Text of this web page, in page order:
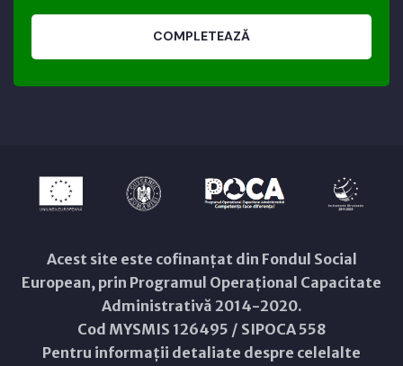
COMPLETEAZĂ
Acest site este cofinanțat din Fondul Social
European, prin Programul Operațional Capacitate
Administrativă 2014-2020.
Cod MYSMIS 126495 / SIPOCA 558
Pentru informații detaliate despre celelalte